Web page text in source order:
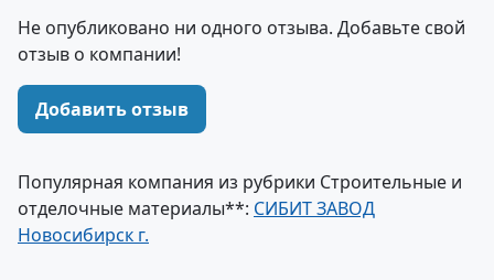
Не опубликовано ни одного отзыва. Добавьте свой
отзыв о компании!
Добавить отзыв
Популярная компания из рубрики Строительные и
отделочные материалы**: СИБИТ ЗАВОД
Новосибирск г.